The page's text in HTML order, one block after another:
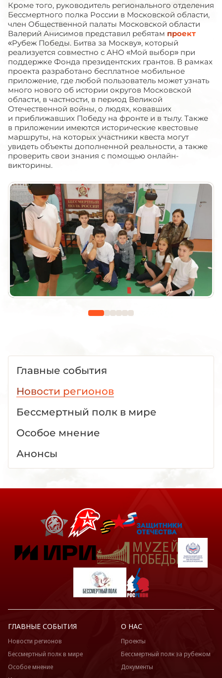
Кроме того, руководитель регионального отделения
Бессмертного полка России в Московской области,
член Общественной палаты Московской области
Валерий Анисимов представил ребятам проект
«Рубеж Победы. Битва за Москву», который
реализуется совместно с АНО «Мой выбор» при
поддержке Фонда президентских грантов. В рамках
проекта разработано бесплатное мобильное
приложение, где любой пользователь может узнать
много нового об истории округов Московской
области, в частности, в период Великой
Отечественной войны, о людях, ковавших
и приближавших Победу на фронте и в тылу. Также
в приложении имеются исторические квестовые
маршруты, на которых участники квеста могут
увидеть объекты дополненной реальности, а также
проверить свои знания с помощью онлайн-
викторины.
Главные события
Новости регионов
Бессмертный полк в мире
Особое мнение
Анонсы
ГЛАВНЫЕ СОБЫТИЯ
Новости регионов
Бессмертный полк в мире
Особое мнение
О НАС
Проекты
Бессмертный полк за рубежом
Документы